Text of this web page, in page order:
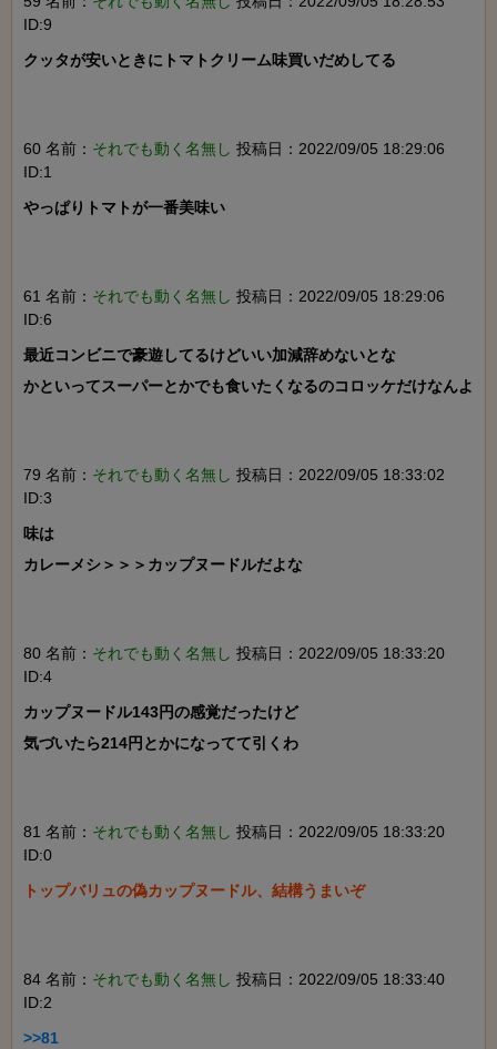
ID:9
クッタが安いときにトマトクリーム味買いだめしてる
60 名前： それでも動く名無し 投稿日：2022/09/05 18:29:06
ID:1
やっぱりトマトが一番美味い
61 名前： それでも動く名無し 投稿日：2022/09/05 18:29:06
ID:6
最近コンビニで豪遊してるけどいい加減辞めないとな
かといってスーパーとかでも食いたくなるのコロッケだけなんよ
79 名前： それでも動く名無し 投稿日：2022/09/05 18:33:02
ID:3
味は
カレーメシ＞＞＞カップヌードルだよな
80 名前： それでも動く名無し 投稿日：2022/09/05 18:33:20
ID:4
カップヌードル143円の感覚だったけど
気づいたら214円とかになってて引くわ
81 名前： それでも動く名無し 投稿日：2022/09/05 18:33:20
ID:0
トップバリュの偽カップヌードル、結構うまいぞ
84 名前： それでも動く名無し 投稿日：2022/09/05 18:33:40
ID:2
>>81